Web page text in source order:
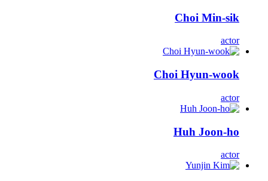
Choi Min-sik
actor
Choi Hyun-wook
actor
Huh Joon-ho
actor